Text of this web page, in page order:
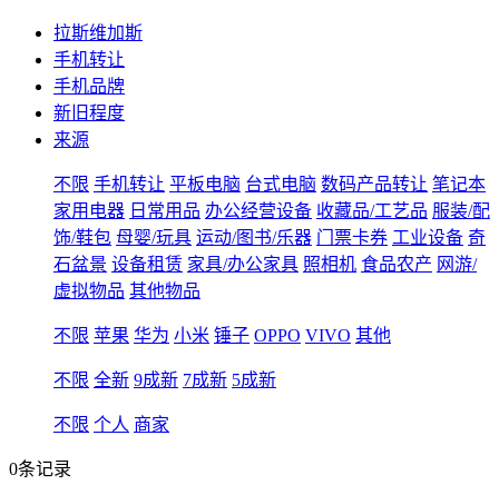
拉斯维加斯
手机转让
手机品牌
新旧程度
来源
不限 手机转让 平板电脑 台式电脑 数码产品转让 笔记本
家用电器 日常用品 办公经营设备 收藏品/工艺品 服装/配
饰/鞋包 母婴/玩具 运动/图书/乐器 门票卡券 工业设备 奇
石盆景 设备租赁 家具/办公家具 照相机 食品农产 网游/
虚拟物品 其他物品
不限 苹果 华为 小米 锤子 OPPO VIVO 其他
不限 全新 9成新 7成新 5成新
不限 个人 商家
0条记录